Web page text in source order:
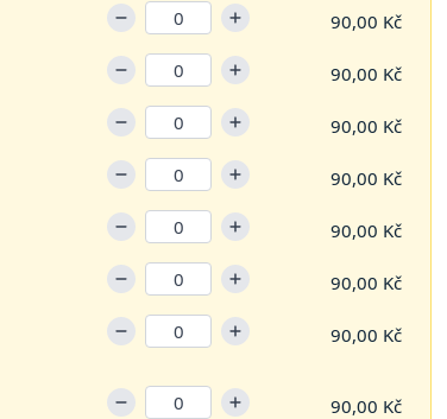
90,00 Kč
90,00 Kč
90,00 Kč
90,00 Kč
90,00 Kč
90,00 Kč
90,00 Kč
90,00 Kč